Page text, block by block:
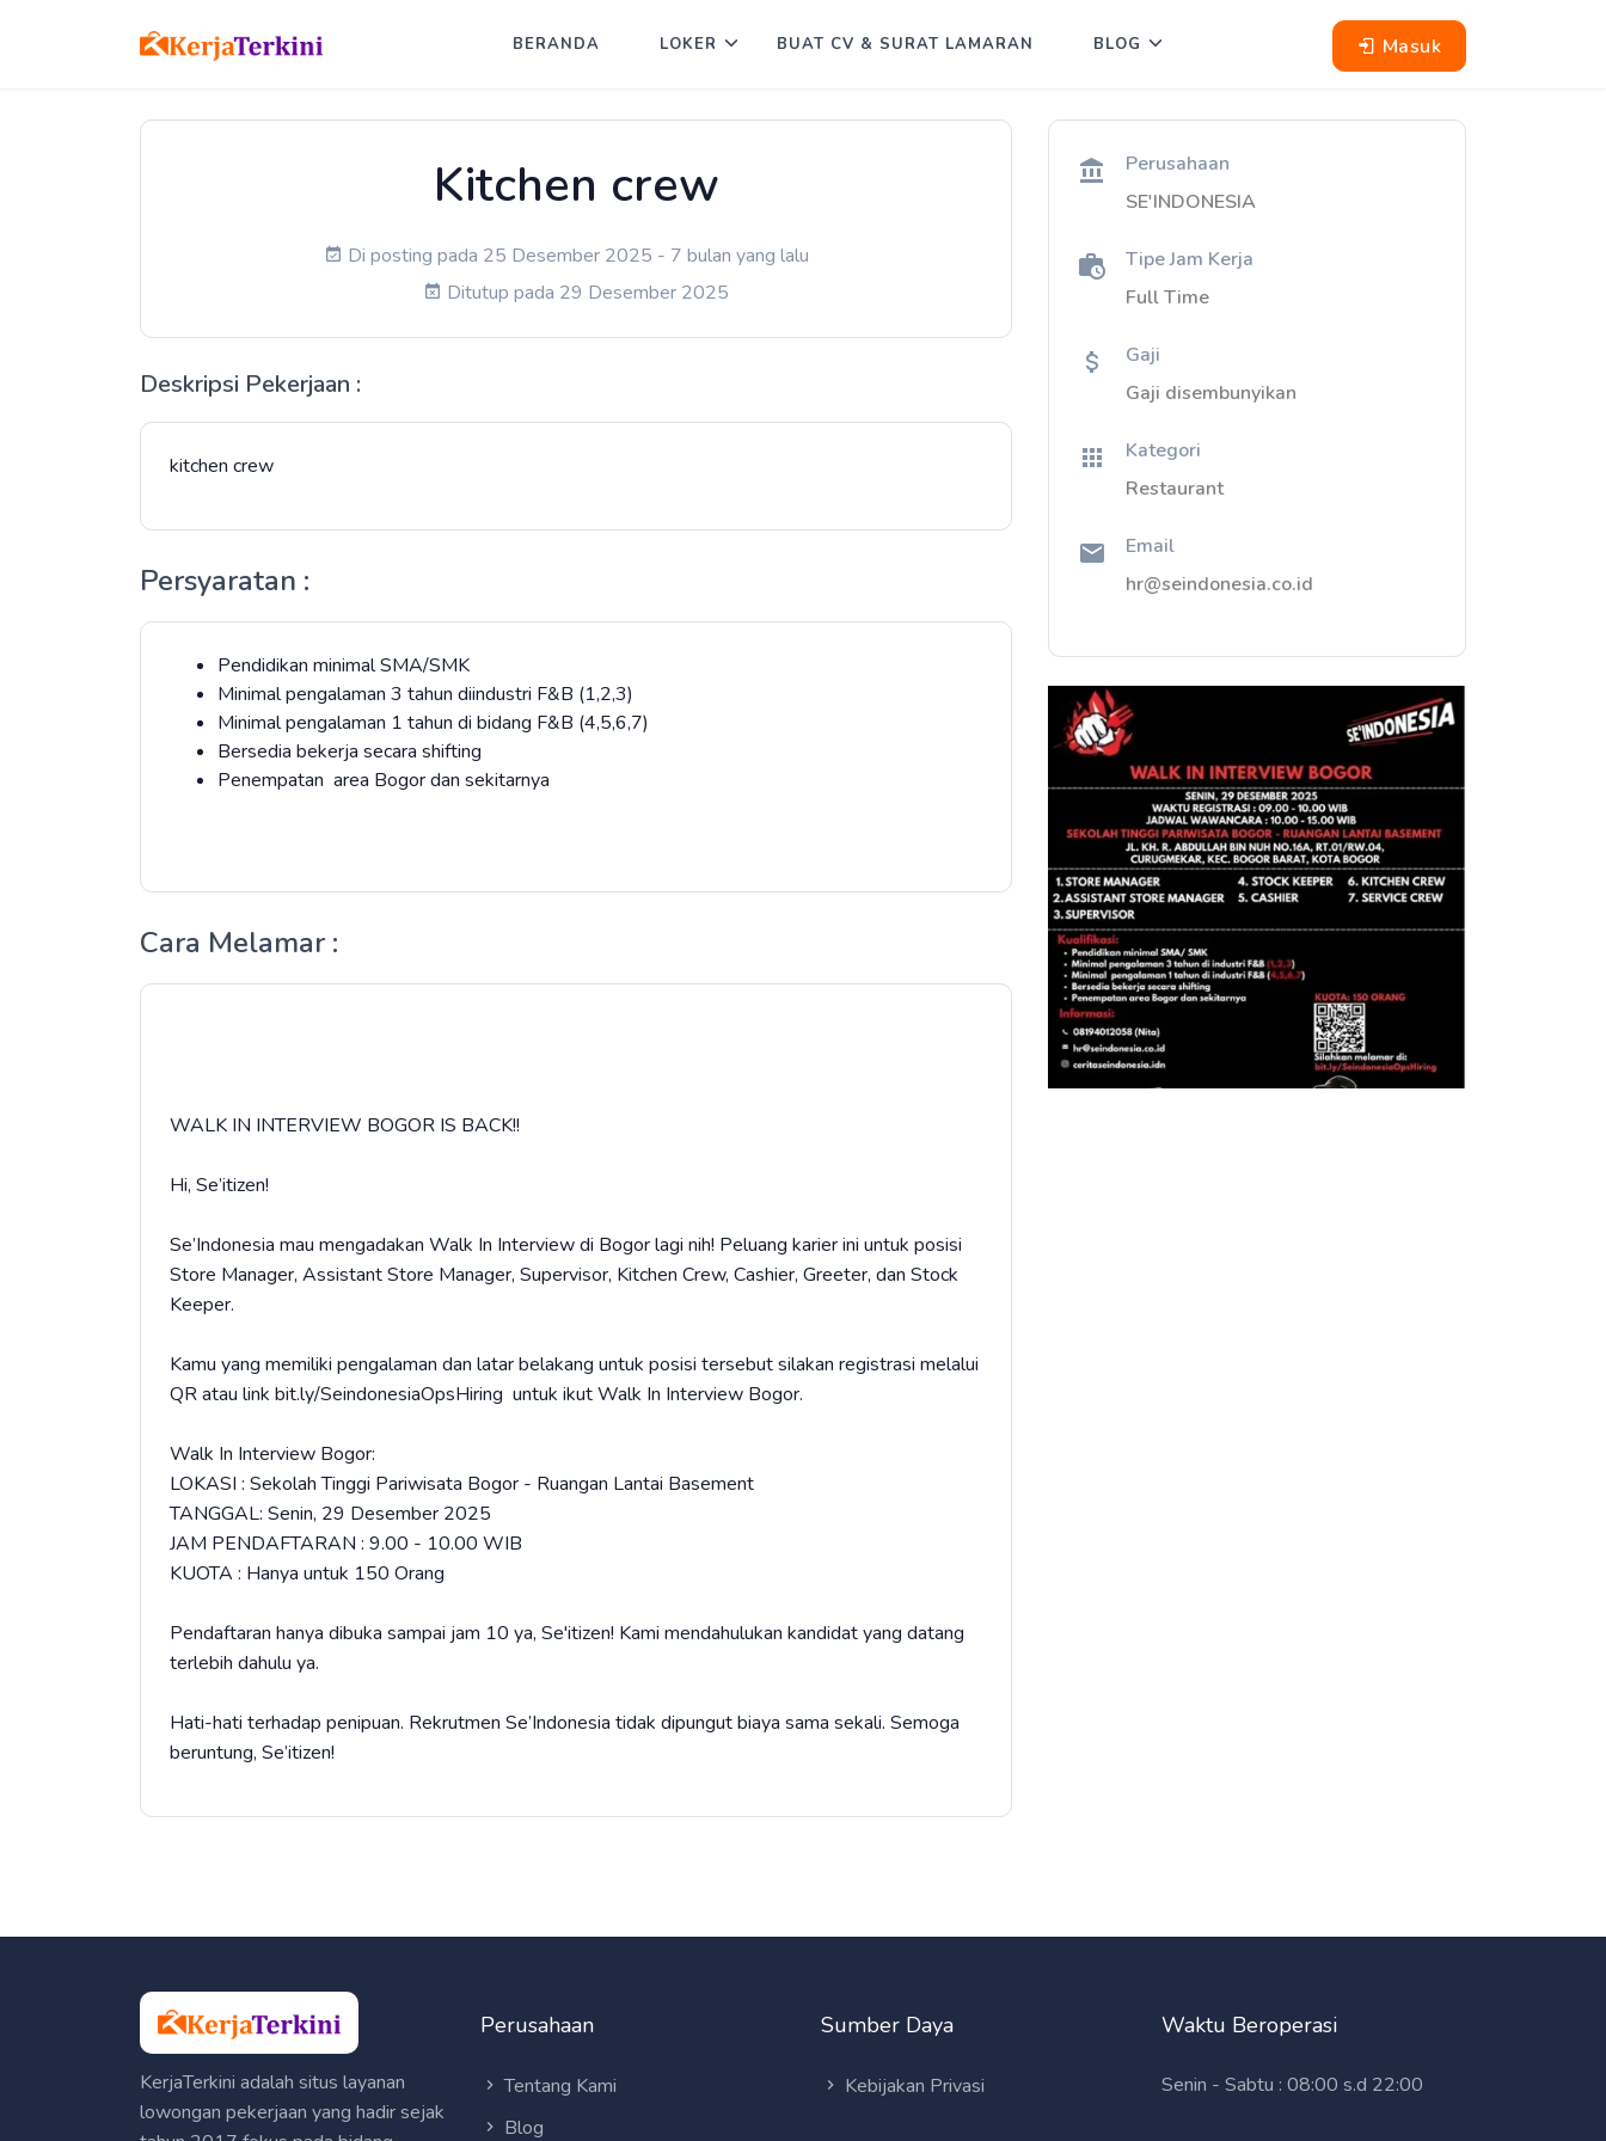
Masuk
BERANDA LOKER BUAT CV & SURAT LAMARAN BLOG
Kitchen crew
Di posting pada 25 Desember 2025 - 7 bulan yang lalu
Ditutup pada 29 Desember 2025
Deskripsi Pekerjaan :
kitchen crew
Persyaratan :
Pendidikan minimal SMA/SMK
Minimal pengalaman 3 tahun diindustri F&B (1,2,3)
Minimal pengalaman 1 tahun di bidang F&B (4,5,6,7)
Bersedia bekerja secara shifting
Penempatan area Bogor dan sekitarnya
Cara Melamar :
WALK IN INTERVIEW BOGOR IS BACK!!
Hi, Se’itizen!
Se’Indonesia mau mengadakan Walk In Interview di Bogor lagi nih! Peluang karier ini untuk posisi
Store Manager, Assistant Store Manager, Supervisor, Kitchen Crew, Cashier, Greeter, dan Stock
Keeper.
Kamu yang memiliki pengalaman dan latar belakang untuk posisi tersebut silakan registrasi melalui
QR atau link bit.ly/SeindonesiaOpsHiring untuk ikut Walk In Interview Bogor.
Walk In Interview Bogor:
LOKASI : Sekolah Tinggi Pariwisata Bogor - Ruangan Lantai Basement
TANGGAL: Senin, 29 Desember 2025
JAM PENDAFTARAN : 9.00 - 10.00 WIB
KUOTA : Hanya untuk 150 Orang
Pendaftaran hanya dibuka sampai jam 10 ya, Se'itizen! Kami mendahulukan kandidat yang datang
terlebih dahulu ya.
Hati-hati terhadap penipuan. Rekrutmen Se’Indonesia tidak dipungut biaya sama sekali. Semoga
beruntung, Se’itizen!
Perusahaan
SE'INDONESIA
Tipe Jam Kerja
Full Time
Gaji
Gaji disembunyikan
Kategori
Restaurant
Email
hr@seindonesia.co.id
KerjaTerkini adalah situs layanan
lowongan pekerjaan yang hadir sejak
Perusahaan
Tentang Kami
Blog
Sumber Daya
Kebijakan Privasi
Waktu Beroperasi
Senin - Sabtu : 08:00 s.d 22:00